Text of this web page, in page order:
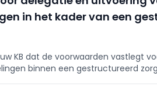
in het kader van een
KB dat de voorwaarden vastlegt
binnen een gestructureerd